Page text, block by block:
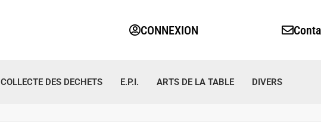
CONNEXION
COLLECTE DES DECHETS E.P.I. ARTS DE LA TABLE DIVERS